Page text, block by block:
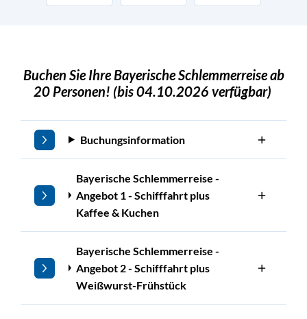
Buchen Sie Ihre Bayerische Schlemmerreise ab
20 Personen! (bis 04.10.2026 verfügbar)
Buchungsinformation
Bayerische Schlemmerreise -
Angebot 1 - Schifffahrt plus
Kaffee & Kuchen
Bayerische Schlemmerreise -
Angebot 2 - Schifffahrt plus
Weißwurst-Frühstück